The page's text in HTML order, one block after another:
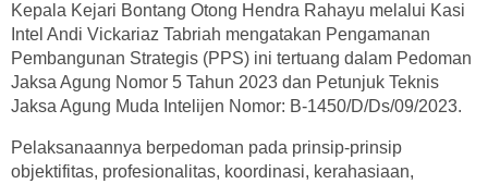
Kepala Kejari Bontang Otong Hendra Rahayu melalui Kasi
Intel Andi Vickariaz Tabriah mengatakan Pengamanan
Pembangunan Strategis (PPS) ini tertuang dalam Pedoman
Jaksa Agung Nomor 5 Tahun 2023 dan Petunjuk Teknis
Jaksa Agung Muda Intelijen Nomor: B-1450/D/Ds/09/2023.
Pelaksanaannya berpedoman pada prinsip-prinsip
objektifitas, profesionalitas, koordinasi, kerahasiaan,